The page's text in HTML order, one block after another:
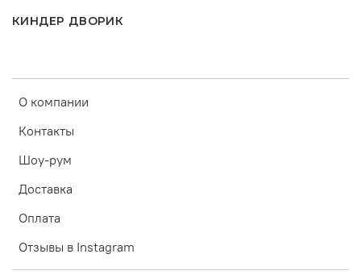
КИНДЕР ДВОРИК
О компании
Контакты
Шоу-рум
Доставка
Оплата
Отзывы в Instagram